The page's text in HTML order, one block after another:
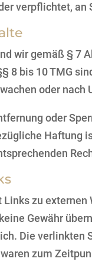
verpflichtet,
wir gemäß § 7
8 bis 10 TMG
oder
oder
Haftung
zu
Gewähr
Die verlinkten
zum